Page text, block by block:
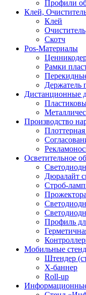
Профили
Клей,
Клей
Очиститель
Скотч
Pos-Материалы
Рамки
Держатель
Дистанционные
Производство
Плоттерная
Осветительное
Дюралайт
Строб-
Прожектора
Профиль
Мобильные
Штендер
Х-баннер
Roll-up